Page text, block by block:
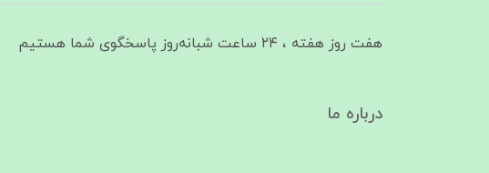
هفت روز هفته ، ۲۴ ساعت شبانه‌روز پاسخگوی شما هستیم
درباره ما